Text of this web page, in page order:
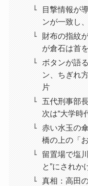
目撃情報が
ンが一致し
財布の指紋
が倉石は首
ボタンが語
ン、ちぎれ
片
五代刑事部
次は“大学時
赤い水玉の
橋の上の「
留置場で塩
と”にされか
真相：高田